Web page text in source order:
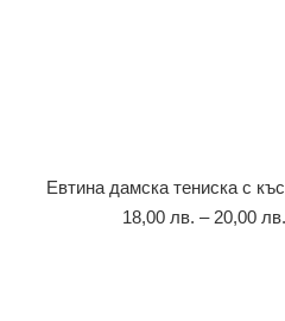
Евтина дамска тениска с
18,00 лв. – 20,00 лв.